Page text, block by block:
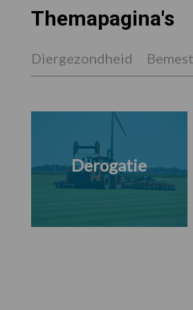
Themapagina's
Diergezondheid
Derogatie